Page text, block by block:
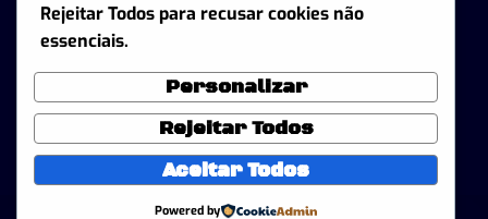
Contactos
Politica de Privacidade
Rejeitar Todospara recusar cookies não
essenciais.
Personalizar
Rejeitar Todos
Aceitar Todos
Powered by